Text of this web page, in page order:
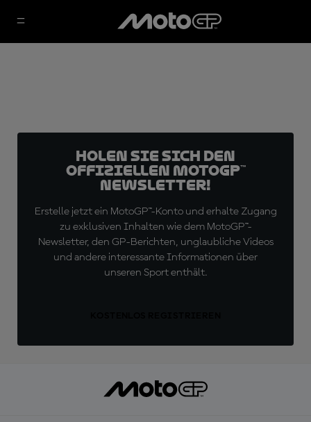
Holen Sie sich den
offiziellen MotoGP™
Newsletter!
Erstelle jetzt ein MotoGP™-Konto und erhalte Zugang
zu exklusiven Inhalten wie dem MotoGP™-
Newsletter, den GP-Berichten, unglaubliche Videos
und andere interessante Informationen über
unseren Sport enthält.